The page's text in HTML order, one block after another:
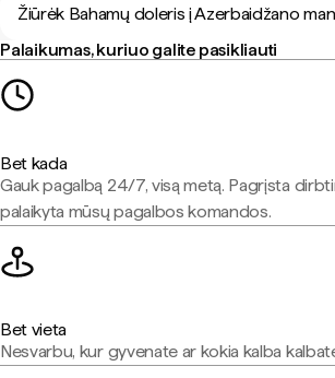
Žiūrėk Bahamų doleris į Azerbaidžano
Palaikumas, kuriuo galite pasikliauti
Bet kada
Gauk pagalbą 24/7, visą metą. Pagrįsta
palaikyta mūsų pagalbos komandos.
Bet vieta
Nesvarbu, kur gyvenate ar kokia kalba